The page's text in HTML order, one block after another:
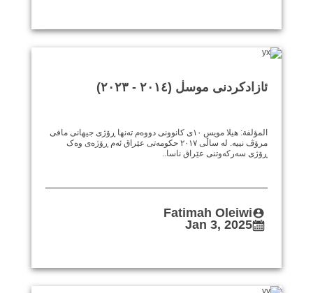
ئازادکردنی موسڵ (٢٠١٤ - ٢٠٢٣)
المؤلفة: هيلا مويس ١٠ی کانوونی دووەم تەنها ڕۆژی جیهانی مافی
مرۆڤ نییە. لە ساڵی ٢٠١٧ حکومەتی عێراق ئەم ڕۆژەی وەک
ڕۆژی سەرکەوتنی عێراق ناسا..
Fatimah Oleiwi
Jan 3, 2025